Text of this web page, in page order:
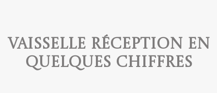
Vaisselle réception en
quelques chiffres